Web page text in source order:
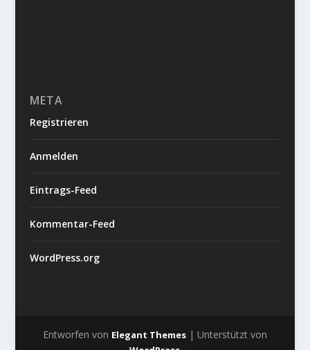
META
Registrieren
Anmelden
Eintrags-Feed
Kommentar-Feed
WordPress.org
Entworfen von Elegant Themes| Unterstützt von